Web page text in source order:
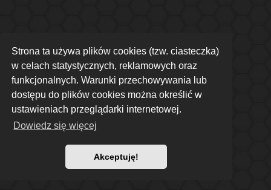
Strona ta używa plików cookies (tzw. ciasteczka)
w celach statystycznych, reklamowych oraz
funkcjonalnych. Warunki przechowywania lub
dostępu do plików cookies można określić w
ustawieniach przeglądarki internetowej.
Dowiedz się więcej
Akceptuję!